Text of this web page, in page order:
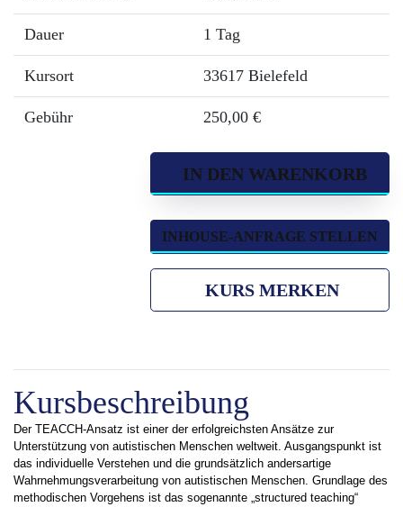
Dauer 1 Tag
Kursort 33617 Bielefeld
Gebühr 250,00 €
IN DEN WARENKORB
INHOUSE-ANFRAGE STELLEN
KURS MERKEN
Kursbeschreibung
Der TEACCH-Ansatz ist einer der erfolgreichsten Ansätze zur
Unterstützung von autistischen Menschen weltweit. Ausgangspunkt ist
das individuelle Verstehen und die grundsätzlich andersartige
Wahrnehmungsverarbeitung von autistischen Menschen. Grundlage des
methodischen Vorgehens ist das sogenannte „structured teaching“